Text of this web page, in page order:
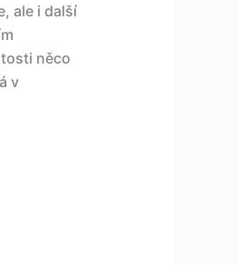
ale i další
něco
v